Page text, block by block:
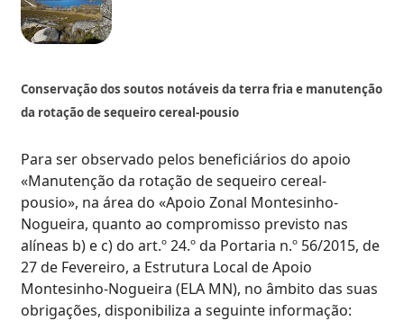
Conservação dos soutos notáveis da terra fria e manutenção
da rotação de sequeiro cereal-pousio
Para ser observado pelos beneficiários do apoio
«Manutenção da rotação de sequeiro cereal-
pousio», na área do «Apoio Zonal Montesinho-
Nogueira, quanto ao compromisso previsto nas
alíneas b) e c) do art.º 24.º da Portaria n.º 56/2015, de
27 de Fevereiro, a Estrutura Local de Apoio
Montesinho-Nogueira (ELA MN), no âmbito das suas
obrigações, disponibiliza a seguinte informação: